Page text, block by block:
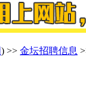
) >> 金坛招聘信息